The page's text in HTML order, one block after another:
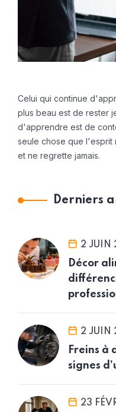
Celui qui continue
plus beau est de rester
d'apprendre est de
seule chose que l'esprit
et ne regrette jamais.
Derniers
2 JUIN
Décor
2 JUIN
Freins à
signes
23